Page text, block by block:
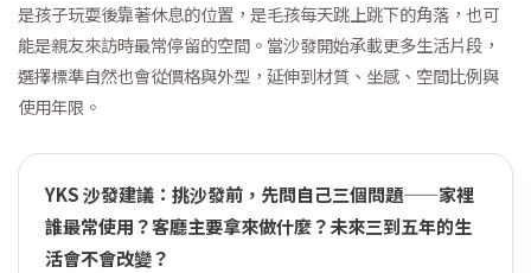
是孩子玩耍後靠著休息的位置，是毛孩每天跳上跳下的角落，也可
能是親友來訪時最常停留的空間。當沙發開始承載更多生活片段，
選擇標準自然也會從價格與外型，延伸到材質、坐感、空間比例與
使用年限。
YKS 沙發建議：挑沙發前，先問自己三個問題——家裡
誰最常使用？客廳主要拿來做什麼？未來三到五年的生
活會不會改變？